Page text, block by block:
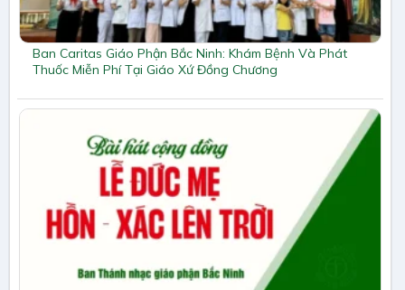
Ban Caritas Giáo Phận Bắc Ninh: Khám Bệnh Và Phát
Thuốc Miễn Phí Tại Giáo Xứ Đồng Chương